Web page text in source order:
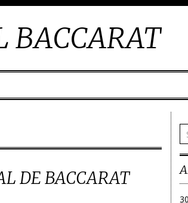
BACCARAT
DE BACCARAT